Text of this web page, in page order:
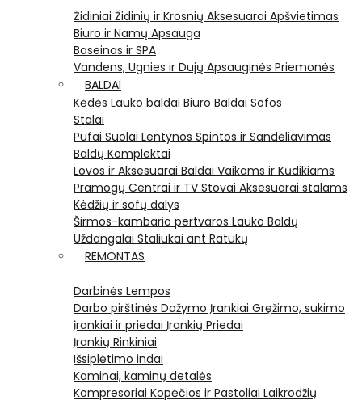
Židiniai Židinių ir Krosnių Aksesuarai Apšvietimas
Biuro ir Namų Apsauga
Baseinas ir SPA
Vandens, Ugnies ir Dujų Apsauginės Priemonės
BALDAI
Kėdės Lauko baldai Biuro Baldai Sofos
Stalai
Pufai Suolai Lentynos Spintos ir Sandėliavimas
Baldų Komplektai
Lovos ir Aksesuarai Baldai Vaikams ir Kūdikiams
Pramogų Centrai ir TV Stovai Aksesuarai stalams
Kėdžių ir sofų dalys
Širmos-kambario pertvaros Lauko Baldų
Uždangalai Staliukai ant Ratukų
REMONTAS
Darbinės Lempos
Darbo pirštinės Dažymo Įrankiai Gręžimo, sukimo
įrankiai ir priedai Įrankių Priedai
Įrankių Rinkiniai
Išsiplėtimo indai
Kaminai, kaminų detalės
Kompresoriai Kopėčios ir Pastoliai Laikrodžių